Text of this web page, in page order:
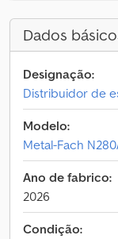
Dados
Designação:
Distribuidor de
Modelo:
Metal-Fach
Ano de fabrico:
2026
Condição: